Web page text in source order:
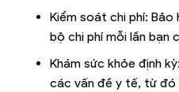
Kiểm soát chi phí:
bộ chi phí mỗi lần bạn
Khám sức khỏe định
các vấn đề y tế, từ đó